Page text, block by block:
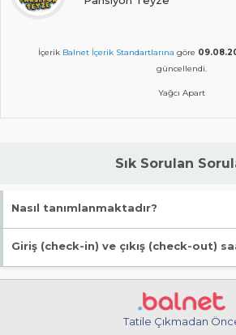
İçerik Balnet İçerik Standartlarına göre
güncellendi.
Yağcı Apart
Sık Sorulan
Nasıl tanımlanmaktadır?
Tesis Apart Otel statüsündedir.
Giriş (check-in) ve çıkış (check-out)
Giriş en erken 13:00, çıkış en geç 11:00
Tatile Çıkmadan